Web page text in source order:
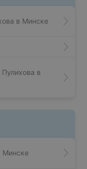
в Минске
в
Минске